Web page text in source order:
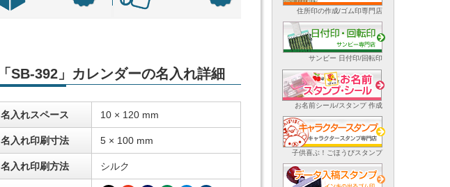
「SB-392」カレンダーの名入れ詳細
名入れスペース 10 × 120 mm
名入れ印刷寸法 5 × 100 mm
名入れ印刷方法 シルク
住所印の作成/ゴム印専門店
サンビー 日付印/回転印
お名前シール/スタンプ 作成
子供喜ぶ！ごほうびスタンプ